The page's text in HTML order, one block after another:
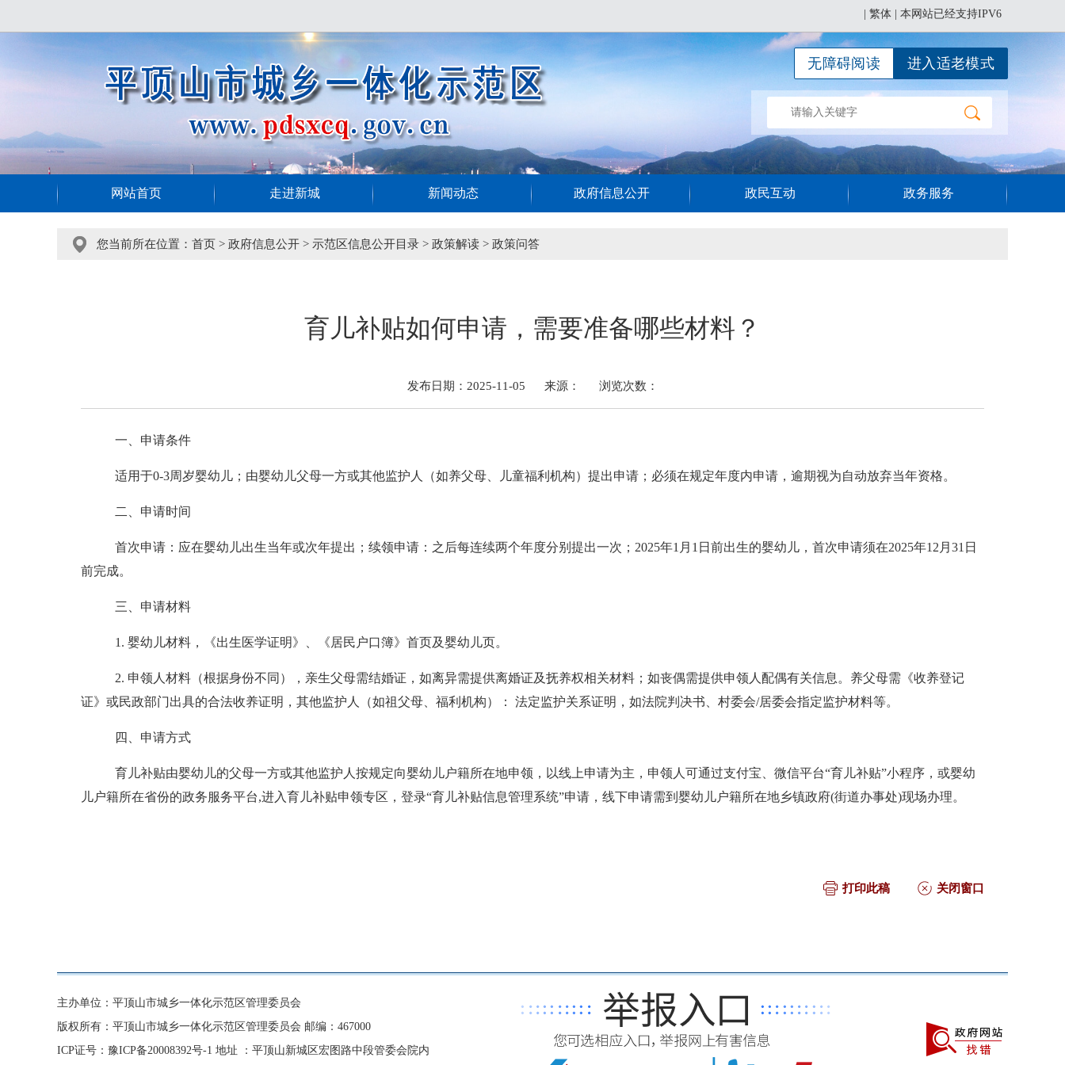
繁体 | 本网站已经支持IPV6
进入适老模式
无障碍阅读
网站首页 走进新城 新闻动态 政府信息公开 政民互动 政务服务
您当前所在位置： 首页 > 政府信息公开 > 示范区信息公开目录 > 政策解读 > 政策问答
育儿补贴如何申请，需要准备哪些材料？
发布日期：2025-11-05 来源： 浏览次数：
一、申请条件
适用于0-3周岁婴幼儿；由婴幼儿父母一方或其他监护人（如养父母、儿童福利机构）提出申请；必须在规定年度内申请，逾期视为自动放弃当年资格。
二、申请时间
首次申请：应在婴幼儿出生当年或次年提出；续领申请：之后每连续两个年度分别提出一次； 2025年1月1日前出生的婴幼儿，首次申请须在2025年12月31日
前完成。
三、申请材料
1. 婴幼儿材料 ， 《出生医学证明》、《居民户口簿》首页及婴幼儿页。
2. 申领人材料（根据身份不同） ， 亲生父母需结婚证 ， 如离异需提供离婚证及抚养权相关材料；如丧偶需提供申领人配偶有关信息。养父母需《收养登记
证》或民政部门出具的合法收养证明 ， 其他监护人（如祖父母、福利机构）： 法定监护关系证明，如法院判决书、村委会/居委会指定监护材料等。
四、申请方式
育儿补贴由婴幼儿的父母一方或其他监护人按规定向婴幼儿户籍所在地申领 ， 以线上申请为主，申领人可通过支付宝、微信平台“育儿补贴”小程序，或婴幼
儿户籍所在省份的政务服务平台,进入育儿补贴申领专区，登录“育儿补贴信息管理系统”申请 ， 线下申请需到婴幼儿户籍所在地乡镇政府(街道办事处)现场办理。
打印此稿 关闭窗口
主办单位：平顶山市城乡一体化示范区管理委员会
版权所有：平顶山市城乡一体化示范区管理委员会 邮编：467000
ICP证号：豫ICP备20008392号-1 地址 ：平顶山新城区宏图路中段管委会院内